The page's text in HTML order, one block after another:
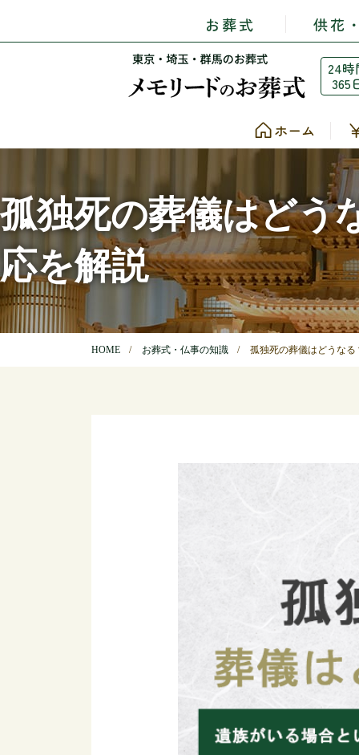
お葬式 供花
24時
365
ホーム
孤独死の葬儀はどう
応を解説
HOME お葬式・仏事の知識 孤独死の葬儀はどうな